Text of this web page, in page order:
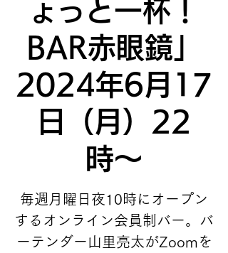
ょっと一杯！
BAR赤眼鏡」
2024年6月17
日（月）22
時〜
毎週月曜日夜10時にオープン
するオンライン会員制バー。バ
ーテンダー山里亮太がZoomを